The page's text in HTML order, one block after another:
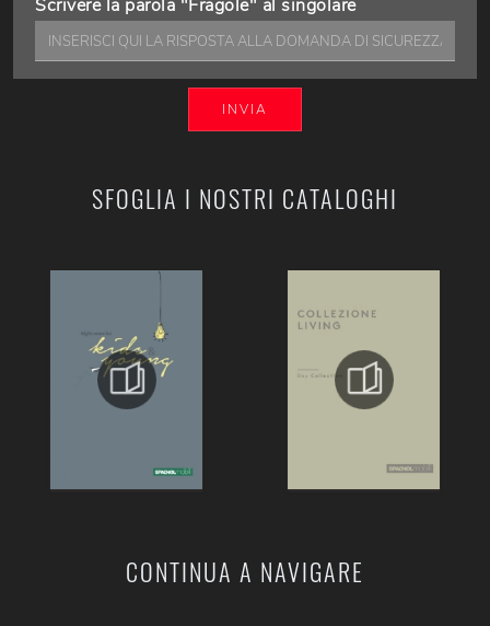
SFOGLIA I NOSTRI CATALOGHI
CONTINUA A NAVIGARE
Scrivere la parola "Fragole" al singolare
INVIA